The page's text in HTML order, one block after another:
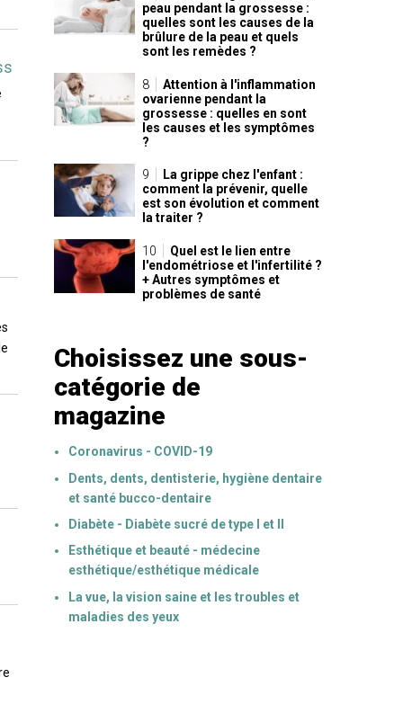
peau pendant la grossesse :
quelles sont les causes de la
brûlure de la peau et quels
sont les remèdes ?
Attention à l'inflammation
ovarienne pendant la
grossesse : quelles en sont
les causes et les symptômes
?
La grippe chez l'enfant :
comment la prévenir, quelle
est son évolution et comment
la traiter ?
Quel est le lien entre
l'endométriose et l'infertilité ?
+ Autres symptômes et
problèmes de santé
Choisissez une sous-
catégorie de
magazine
Coronavirus - COVID-19
Dents, dents, dentisterie, hygiène dentaire
et santé bucco-dentaire
Diabète - Diabète sucré de type I et II
Esthétique et beauté - médecine
esthétique/esthétique médicale
La vue, la vision saine et les troubles et
maladies des yeux